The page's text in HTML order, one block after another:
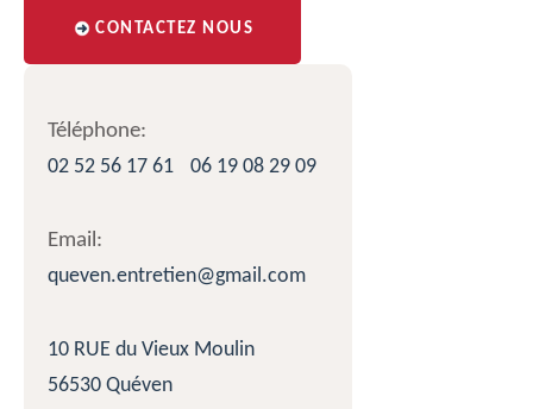
CONTACTEZ NOUS
Téléphone:
02 52 56 17 61
06 19 08 29 09
Email:
queven.entretien@gmail.com
10 RUE du Vieux Moulin
56530 Quéven